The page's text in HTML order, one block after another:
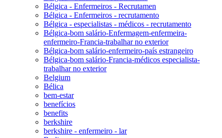
Bélgica - Enfermeiros - Recrutamen
Bélgica - Enfermeiros - recrutamento
Bélgica - especialistas - médicos - recrutamento
Bélgica-bom salário-Enfermagem-enfermeira-
enfermeiro-Francia-trabalhar no exterior
Bélgica-bom salário-enfermeiro-país estrangeiro
Bélgica-bom salário-Francia-médicos especialista-
trabalhar no exterior
Belgium
Bélica
bem-estar
benefícios
benefits
berkshire
berkshire - enfermeiro - lar